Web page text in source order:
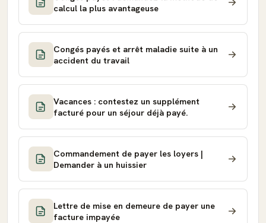
calcul la plus avantageuse
Congés payés et arrêt maladie suite à un
accident du travail
Vacances : contestez un supplément
facturé pour un séjour déjà payé.
Commandement de payer les loyers |
Demander à un huissier
Lettre de mise en demeure de payer une
facture impayée